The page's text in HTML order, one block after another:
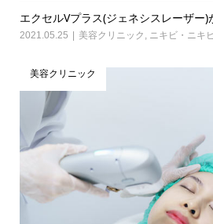
エクセルVプラス(ジェネシスレーザー
2021.05.25 美容クリニック , ニキビ・ニキ
美容クリニック